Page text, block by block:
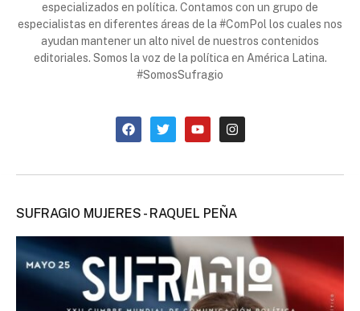
especializados en política. Contamos con un grupo de
especialistas en diferentes áreas de la #ComPol los cuales nos
ayudan mantener un alto nivel de nuestros contenidos
editoriales. Somos la voz de la política en América Latina.
#SomosSufragio
SUFRAGIO MUJERES - RAQUEL PEÑA